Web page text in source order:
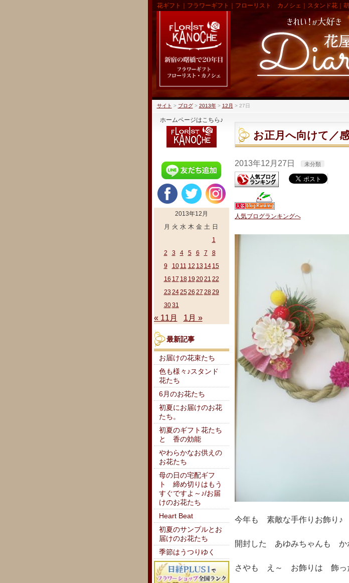
花ギフト｜フラワーギフト｜フローリスト カノシェ｜スタンド花｜胡
サイト > ブログ> 2013年> 12月 > 27日
お正月へ向けて／
2013年12月27日 未分類
人気ブログランキングへ
今年も 素敵な手作りお飾り♪
開封した あゆみちゃんも
さやも え～ お飾りは 飾っ
ホームページはこちら♪
2013年12月
月 火 水 木 金 土 日
1
2
3 4 5 6 7
8
9
10 11 12 13 14 15
16 17 18 19 2021 22
23 242526 27 2829
3031
« 11月 1月 »
最新記事
お届けの花束たち
色も様々♪スタンド
花たち
6月のお花たち
初夏にお届けのお花
たち。
初夏のギフト花たち
と 香の効能
やわらかなお供えの
お花たち
母の日の宅配ギフ
ト 締め切りはもう
すぐですよ～♪/お届
けのお花たち
Heart Beat
初夏のサンプルとお
届けのお花たち
季節はうつりゆく